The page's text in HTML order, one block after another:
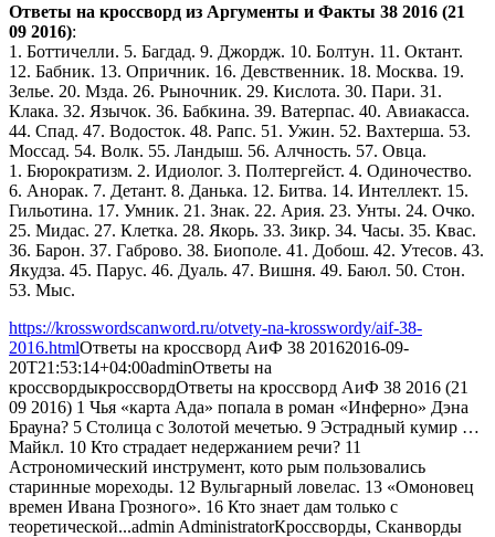
Ответы на кроссворд из Аргументы и Факты 38 2016 (21
09 2016):
1. Боттичелли. 5. Багдад. 9. Джордж. 10. Болтун. 11. Октант.
12. Бабник. 13. Опричник. 16. Девственник. 18. Москва. 19.
Зелье. 20. Мзда. 26. Рыночник. 29. Кислота. 30. Пари. 31.
Клака. 32. Язычок. 36. Бабкина. 39. Ватерпас. 40. Авиакасса.
44. Спад. 47. Водосток. 48. Рапс. 51. Ужин. 52. Вахтерша. 53.
Моссад. 54. Волк. 55. Ландыш. 56. Алчность. 57. Овца.
1. Бюрократизм. 2. Идиолог. 3. Полтергейст. 4. Одиночество.
6. Анорак. 7. Детант. 8. Данька. 12. Битва. 14. Интеллект. 15.
Гильотина. 17. Умник. 21. Знак. 22. Ария. 23. Унты. 24. Очко.
25. Мидас. 27. Клетка. 28. Якорь. 33. Зикр. 34. Часы. 35. Квас.
36. Барон. 37. Габрово. 38. Биополе. 41. Добош. 42. Утесов. 43.
Якудза. 45. Парус. 46. Дуаль. 47. Вишня. 49. Баюл. 50. Стон.
53. Мыс.
https://krosswordscanword.ru/otvety-na-krosswordy/aif-38-
2016.htmlОтветы на кроссворд АиФ 38 20162016-09-
20T21:53:14+04:00adminОтветы на
кроссвордыкроссвордОтветы на кроссворд АиФ 38 2016 (21
09 2016) 1 Чья «карта Ада» попала в роман «Инферно» Дэна
Брауна? 5 Столица с Золотой мечетью. 9 Эстрадный кумир …
Майкл. 10 Кто страдает недержанием речи? 11
Астрономический инструмент, кото­ рым пользовались
старинные мореходы. 12 Вульгарный ловелас. 13 «Омоновец
времен Ивана Грозного». 16 Кто знает дам только с
теоретической...admin AdministratorКроссворды, Сканворды